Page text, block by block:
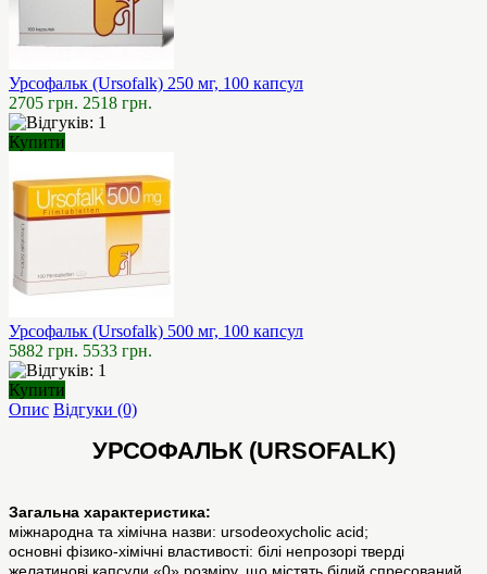
Урсофальк (Ursofalk) 250 мг, 100 капсул
2705 грн. 2518 грн.
Купити
Урсофальк (Ursofalk) 500 мг, 100 капсул
5882 грн. 5533 грн.
Купити
Опис Відгуки (0)
УРСОФАЛЬК (URSOFALK)
Загальна характеристика:
міжнародна та хімічна назви: ursodeoxycholic acid;
основні фізико-хімічні властивості: білі непрозорі тверді